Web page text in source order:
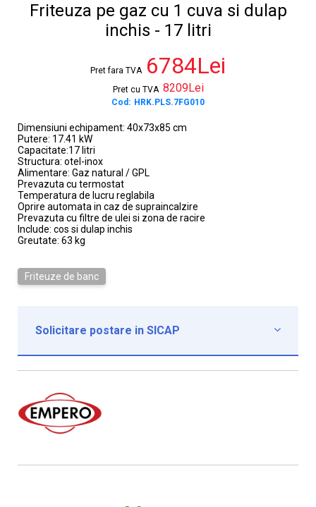
Friteuza pe gaz cu 1 cuva si dulap
inchis - 17 litri
Pret fara TVA 6784Lei
Pret cu TVA 8209Lei
Cod: HRK.PLS.7FG010
Dimensiuni echipament: 40x73x85 cm
Putere: 17.41 kW
Capacitate:17 litri
Structura: otel-inox
Alimentare: Gaz natural / GPL
Prevazuta cu termostat
Temperatura de lucru reglabila
Oprire automata in caz de supraincalzire
Prevazuta cu filtre de ulei si zona de racire
Include: cos si dulap inchis
Greutate: 63 kg
Friteuze de banc
Solicitare postare in SICAP 
Institutie*
Nume contact*